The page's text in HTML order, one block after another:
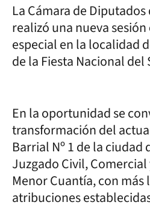
La Cámara de
realizó una nueva
especial en la localidad
de la Fiesta Nacional del
En la oportunidad se
transformación del
Barrial Nº 1 de la ciudad
Juzgado Civil,
Menor Cuantía, con
atribuciones